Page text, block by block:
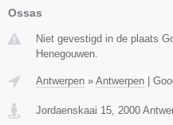
Ossas
Niet gevestigd in de plaats
Henegouwen.
Antwerpen » Antwerpen |
Jordaenskaai 15 2000